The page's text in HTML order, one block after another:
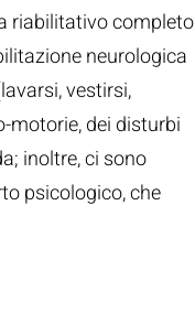
riabilitativo completo
neurologica
vestirsi,
motorie, dei disturbi
inoltre, ci sono
psicologico, che